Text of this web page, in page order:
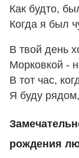
Как будто,
Когда я был
В твой день
Морковкой -
В тот час,
Я буду
рождения